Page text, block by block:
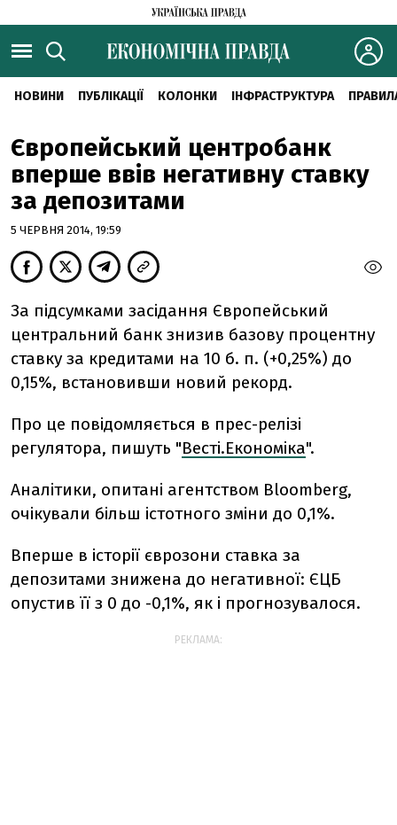
НОВИНИ ПУБЛІКАЦІЇ КОЛОНКИ ІНФРАСТРУКТУРА
Європейський центробанк
вперше ввів негативну ставку
за депозитами
5 ЧЕРВНЯ 2014, 19:59
За підсумками засідання Європейський
центральний банк знизив базову процентну
ставку за кредитами на 10 б. п. (+0,25%) до
0,15%, встановивши новий рекорд.
Про це повідомляється в прес-релізі
регулятора, пишуть "Весті.Економіка".
Аналітики, опитані агентством Bloomberg,
очікували більш істотного зміни до 0,1%.
Вперше в історії єврозони ставка за
депозитами знижена до негативної: ЄЦБ
опустив її з 0 до -0,1%, як і прогнозувалося.
РЕКЛАМА: